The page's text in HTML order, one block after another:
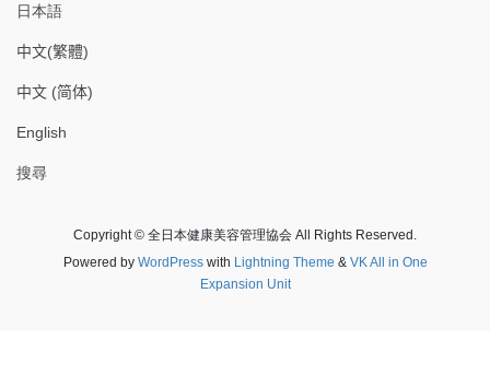
日本語
中文(繁體)
中文 (简体)
English
搜尋
Copyright © 全日本健康美容管理協会 All Rights Reserved.
Powered by WordPresswith Lightning Theme & VK All in One
Expansion Unit